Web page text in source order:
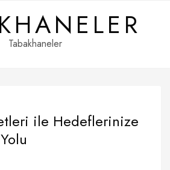
Tabakhaneler
ile Hedeflerinize